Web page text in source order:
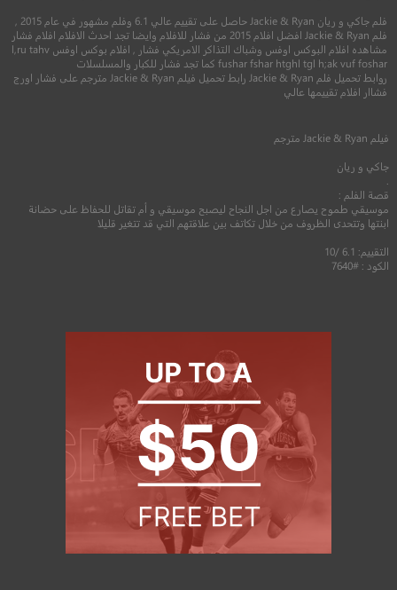
1972
فلم Jackie & Ryan افضل افلام 2015 من فشار للافلام وايضا تجد احدث الافلام افلام فشار
مشاهده افلام البوكس اوفس وشباك التذاكر الامريكي فشار , افلام بوكس اوفس l,ru tahv
fushar fshar htghl tgl h;ak vuf foshar كما تجد فشار للكبار والمسلسلات
روابط تحميل فلم Jackie & Ryan رابط تحميل فيلم Jackie & Ryan مترجم على فشار اورج
فشاار افلام تقييمها عالي
فيلم Jackie & Ryan مترجم
جاكي و ريان
قصة الفلم :
موسيقي طموح يصارع من اجل النجاح ليصبح موسيقي و أم تقاتل للحفاظ على حضانة
ابنتها وتتحدى الظروف من خلال تكاتف بين علاقتهم التي قد تتغير قليلا
التقييم: 6.1 /10
الكود : #7640